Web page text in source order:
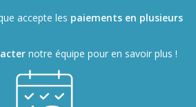
accepte les paiements en plusieurs
notre équipe pour en savoir plus !